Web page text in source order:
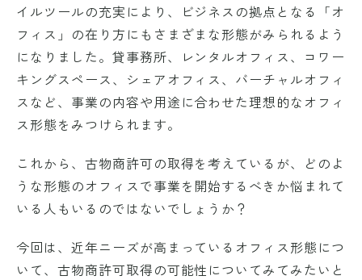
イルツールの充実により、ビジネスの拠点となる「オ
フィス」の在り方にもさまざまな形態がみられるよう
になりました。貸事務所、レンタルオフィス、コワー
キングスペース、シェアオフィス、バーチャルオフィ
スなど、事業の内容や用途に合わせた理想的なオフィ
ス形態をみつけられます。
これから、古物商許可の取得を考えているが、どのよ
うな形態のオフィスで事業を開始するべきか悩まれて
いる人もいるのではないでしょうか？
今回は、近年ニーズが高まっているオフィス形態につ
いて、古物商許可取得の可能性についてみてみたいと